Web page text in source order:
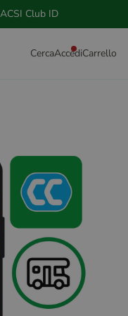
Club ID
CercaAccediCarrello